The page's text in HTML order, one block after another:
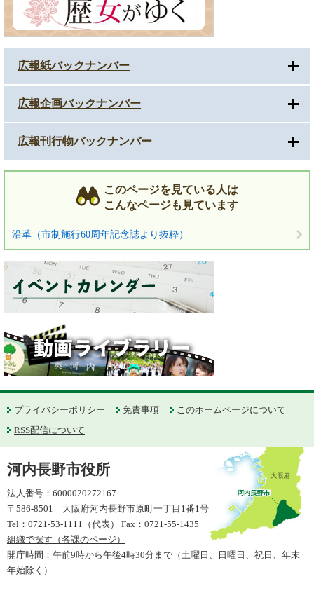
広報紙バックナンバー
広報企画バックナンバー
広報刊行物バックナンバー
このページを見ている人は
こんなページも見ています
沿革（市制施行60周年記念誌より抜粋）
プライバシーポリシー 免責事項
このホームページについて
RSS配信について
河内長野市役所
法人番号：6000020272167
〒586-8501 大阪府河内長野市原町一丁目1番1号
Tel：0721-53-1111（代表） Fax：0721-55-1435
組織で探す（各課のページ）
開庁時間：午前9時から午後4時30分まで（土曜日、日曜日、祝日、年末
年始除く）